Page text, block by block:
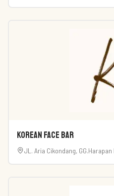
Korean Face Bar
JL. Aria Cikondang,